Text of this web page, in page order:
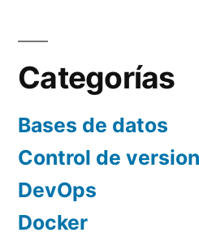
Categorías
Bases de datos
Control de
DevOps
Docker